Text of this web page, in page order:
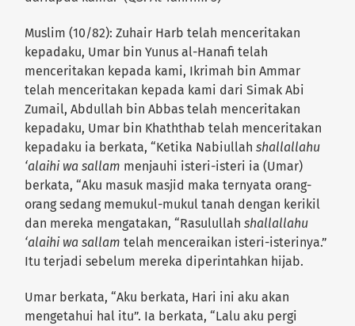
Muslim (10/82): Zuhair Harb telah menceritakan
kepadaku, Umar bin Yunus al-Hanafi telah
menceritakan kepada kami, Ikrimah bin Ammar
telah menceritakan kepada kami dari Simak Abi
Zumail, Abdullah bin Abbas telah menceritakan
kepadaku, Umar bin Khaththab telah menceritakan
kepadaku ia berkata, “Ketika Nabiullahshallallahu
‘alaihi wa sallam menjauhi isteri-isteri ia (Umar)
berkata, “Aku masuk masjid maka ternyata orang-
orang sedang memukul-mukul tanah dengan kerikil
dan mereka mengatakan, “Rasulullahshallallahu
‘alaihi wa sallam telah menceraikan isteri-isterinya.”
Itu terjadi sebelum mereka diperintahkan hijab.
Umar berkata, “Aku berkata, Hari ini aku akan
mengetahui hal itu”. Ia berkata, “Lalu aku pergi